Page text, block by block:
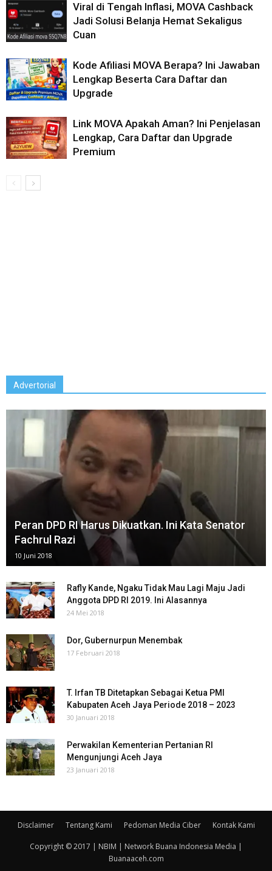
Viral di Tengah Inflasi, MOVA Cashback
Jadi Solusi Belanja Hemat Sekaligus
Cuan
Kode Afiliasi MOVA Berapa? Ini Jawaban
Lengkap Beserta Cara Daftar dan
Upgrade
Link MOVA Apakah Aman? Ini Penjelasan
Lengkap, Cara Daftar dan Upgrade
Premium
Advertorial
Peran DPD RI Harus Dikuatkan. Ini Kata Senator
Fachrul Razi
10 Juni 2018
Rafly Kande, Ngaku Tidak Mau Lagi Maju Jadi
Anggota DPD RI 2019. Ini Alasannya
24 Mei 2018
Dor, Gubernurpun Menembak
17 Februari 2018
T. Irfan TB Ditetapkan Sebagai Ketua PMI
Kabupaten Aceh Jaya Periode 2018 – 2023
30 Januari 2018
Perwakilan Kementerian Pertanian RI
Mengunjungi Aceh Jaya
23 Januari 2018
Disclaimer Tentang Kami Pedoman Media Ciber Kontak Kami
Copyright © 2017 | NBIM | Network Buana Indonesia Media |
Buanaaceh.com